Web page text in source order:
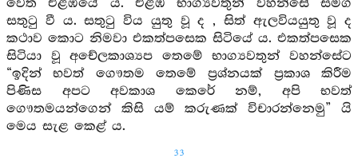
වෙත එළඹියේ ය. එළඹ භාග්‍යවතුන් වහන්සේ සමග
සතුටු වී ය. සතුටු විය යුතු වූ ද , සිත් ඇලවියයුතු වූ ද
කථාව කොට නිමවා එකත්පසෙක සිටියේ ය. එකත්පසෙක
සිටියා වූ අචේලකාශ්‍යප තෙමේ භාග්‍යවතුන් වහන්සේට
“ඉදින් භවත් ගෞතම තෙමේ ප්‍රශ්නයක් ප්‍රකාශ කිරීම
පිණිස අපට අවකාශ කෙරේ නම්, අපි භවත්
ගෞතමයන්ගෙන් කිසි යම් කරුණක් විචාරන්නෙමු” යි
මෙය සැළ කෙළ් ය.
33